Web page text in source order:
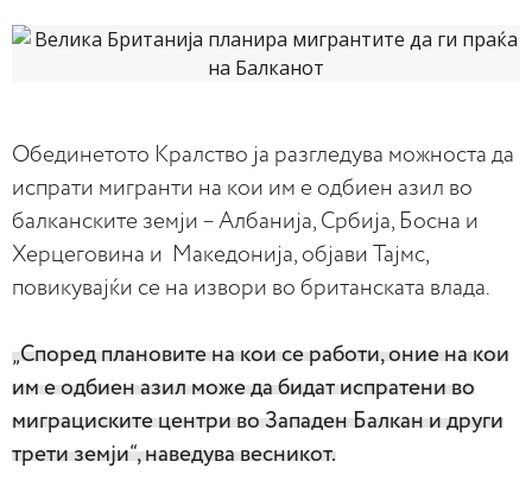
Обединетото Кралство ја разгледува можноста да
испрати мигранти на кои им е одбиен азил во
балканските земји – Албанија, Србија, Босна и
Херцеговина и Македонија, објави Тајмс,
повикувајќи се на извори во британската влада.
„Според плановите на кои се работи, оние на кои
им е одбиен азил може да бидат испратени во
миграциските центри во Западен Балкан и други
трети земји“, наведува весникот.